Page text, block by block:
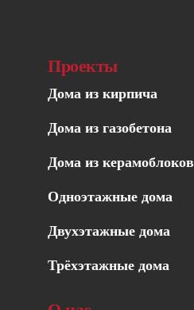
Проекты
Дома из кирпича
Дома из газобетона
Дома из керамоблоков
Одноэтажные дома
Двухэтажные дома
Трёхэтажные дома